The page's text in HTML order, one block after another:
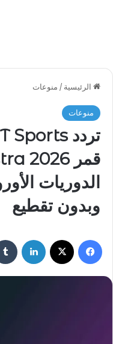
الرئيسية / منوعات
منوعات
وبدون تقطيع
فيسبوك لينكدإن